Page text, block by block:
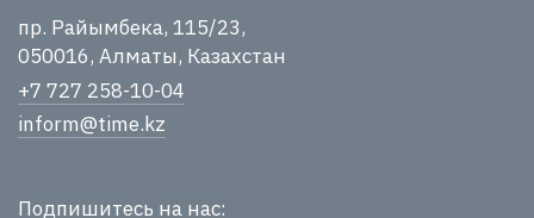
пр. Райымбека, 115/23,
050016, Алматы, Казахстан
+7 727 258-10-04
inform@time.kz
Подпишитесь на нас: